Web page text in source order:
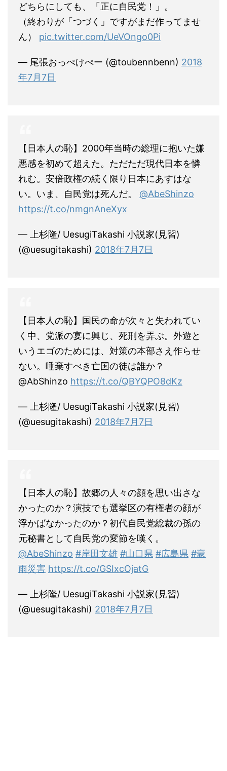
どちらにしても、「正に自民党！」。
（終わりが「つづく」ですがまだ作ってませ
ん） pic.twitter.com/UeVOngo0Pi
— 尾張おっぺけぺー (@toubennbenn) 2018
年7月7日
【日本人の恥】2000年当時の総理に抱いた嫌
悪感を初めて超えた。ただただ現代日本を憐
れむ。安倍政権の続く限り日本にあすはな
い。いま、自民党は死んだ。 @AbeShinzo
https://t.co/nmgnAneXyx
— 上杉隆/ UesugiTakashi 小説家(見習)
(@uesugitakashi) 2018年7月7日
【日本人の恥】国民の命が次々と失われてい
く中、党派の宴に興じ、死刑を弄ぶ。外遊と
いうエゴのためには、対策の本部さえ作らせ
ない。唾棄すべき亡国の徒は誰か？
@AbShinzo https://t.co/QBYQPO8dKz
— 上杉隆/ UesugiTakashi 小説家(見習)
(@uesugitakashi) 2018年7月7日
【日本人の恥】故郷の人々の顔を思い出さな
かったのか？演技でも選挙区の有権者の顔が
浮かばなかったのか？初代自民党総裁の孫の
元秘書として自民党の変節を嘆く。
@AbeShinzo #岸田文雄 #山口県 #広島県 #豪
雨災害 https://t.co/GSIxcOjatG
— 上杉隆/ UesugiTakashi 小説家(見習)
(@uesugitakashi) 2018年7月7日